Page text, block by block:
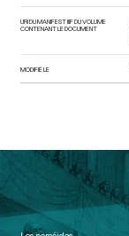
URI DU MANIFEST IIIF DU VOLUME
CONTENANT LE DOCUMENT
MODIFIÉ LE